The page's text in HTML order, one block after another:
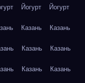
Йогурт Йогурт
Казань Казань
Казань Казань
Казань Казань